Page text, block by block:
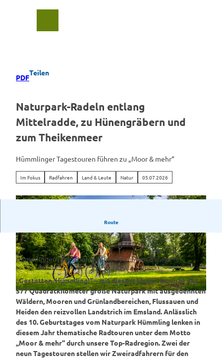
PDF
Teilen
Naturpark-Radeln entlang
Mittelradde, zu Hünengräbern und
zum Theikenmeer
Hümmlinger Tagestouren führen zu „Moor & mehr“
Im Fokus Radfahren Land & Leute Natur 05.07.2026
© Emsland Tourismus GmbH, Schöning Fotodesign |CC-BY-SA
Route
Hümmlinger Tagestouren führen zu „Moor & mehr“
„Gestatten, Hümmling!“ – mit diesem Slogan bewirbt der
577 Quadratkilometer große Naturpark mit ausgedehnten
Wäldern, Mooren und Grünlandbereichen, Flussauen und
Heiden den reizvollen Landstrich im Emsland. Anlässlich
des 10. Geburtstages vom Naturpark Hümmling lenken in
diesem Jahr thematische Radtouren unter dem Motto
„Moor & mehr“ durch unsere Top-Radregion. Zwei der
neun Tagestouren stellen wir Zweiradfahrern für den